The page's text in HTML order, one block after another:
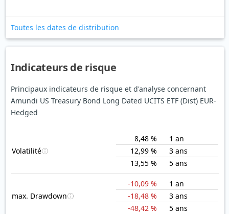
Toutes les dates de distribution
Indicateurs de risque
Principaux indicateurs de risque et d'analyse concernant
Amundi US Treasury Bond Long Dated UCITS ETF (Dist) EUR-
Hedged
Volatilité
8,48 %
1 an
12,99 %
3 ans
13,55 %
5 ans
max. Drawdown
-10,09 %
1 an
-18,48 %
3 ans
-48,42 %
5 ans